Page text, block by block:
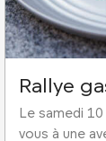
Rallye
Le samedi
vous à une